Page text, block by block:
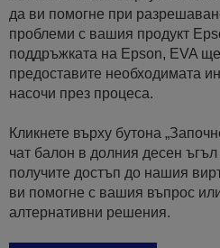
да ви помогне при
проблеми с вашия продукт
поддръжката на Epson, EVA
предоставите необходимата
насочи през процеса.
Кликнете върху бутона
чат балон в долния десен
получите достъп до нашия
ви помогне с вашия въпрос
алтернативни решения.